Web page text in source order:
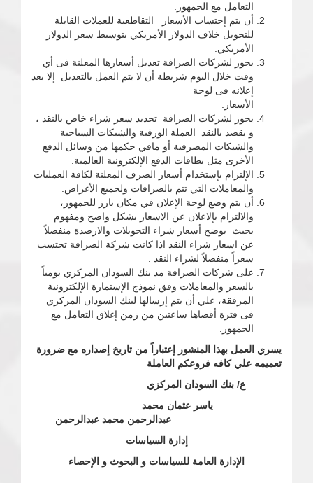
التعامل مع الجمهور.
أن يتم إحتساب الأسعار التقاطعية للعملات القابلة
للتحويل خلاف الدولار الأمريكي بتوسيط سعر الدولار
الأمريكي.
يجوز لشركات الصرافة تعديل أسعارها المعلنة فى أي
وقت خلال اليوم شريطة أن لا يتم العمل بالتعديل إلا بعد
إعلانه فى لوحة
الأسعار.
يجوز لشركات الصرافة تحديد سعر شراء خاص بالنقد ،
و يقصد بالنقد العملة الورقية والشيكات السياحية
والشيكات المصرفية أو مافي حكمها من وسائل الدفع
الأخرى مثل بطاقات الدفع الإلكترونية العالمية.
الإلتزام بإستخدام أسعار الصرف المعلنة لكافة العمليات
والمعاملات التي تتم بالصرافات ولجميع الأغراض.
أن يتم وضع لوحة الإعلان في مكان بارز للجمهور،
والالتزام بإلاعلان عن الاسعار بشكل واضح ومفهوم
بحيث يوضح أسعار شراء التحويلات والارصدة منفصلاً
عن اسعار شراء النقد اذا كانت شركة الصرافة تحتسب
سعراً منفصلاً لشراء النقد .
على شركات الصرافة مد بنك السودان المركزي يومياً
بالسعر والمعاملات وفق نموذج الإستمارة الإلكترونية
المرفقة، علي أن يتم إرسالها لبنك السودان المركزي
فى فترة أقصاها ساعتين من زمن إغلاق التعامل مع
الجمهور.
يسري العمل بهذا المنشور إعتباراً من تاريخ إصداره مع ضرورة
تعميمه علي كافه فروعكم العاملة
ع/ بنك السودان المركزي
ياسر عثمان محمد
عبدالرحمن محمد عبدالرحمن
إدارة السياسات
الإدارة العامة للسياسات و البحوث و الإحصاء